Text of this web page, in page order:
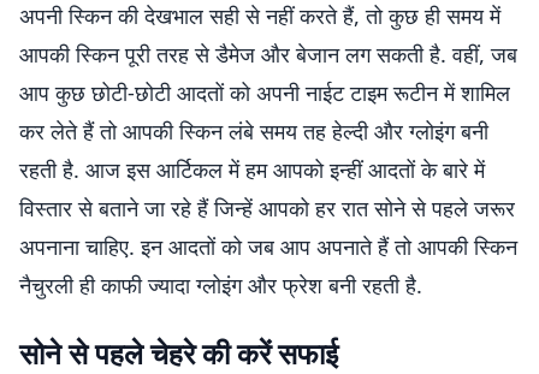
अपनी स्किन की देखभाल सही से नहीं करते हैं, तो कुछ ही समय में
आपकी स्किन पूरी तरह से डैमेज और बेजान लग सकती है. वहीं, जब
आप कुछ छोटी-छोटी आदतों को अपनी नाईट टाइम रूटीन में शामिल
कर लेते हैं तो आपकी स्किन लंबे समय तह हेल्दी और ग्लोइंग बनी
रहती है. आज इस आर्टिकल में हम आपको इन्हीं आदतों के बारे में
विस्तार से बताने जा रहे हैं जिन्हें आपको हर रात सोने से पहले जरूर
अपनाना चाहिए. इन आदतों को जब आप अपनाते हैं तो आपकी स्किन
नैचुरली ही काफी ज्यादा ग्लोइंग और फ्रेश बनी रहती है.
सोने से पहले चेहरे की करें सफाई